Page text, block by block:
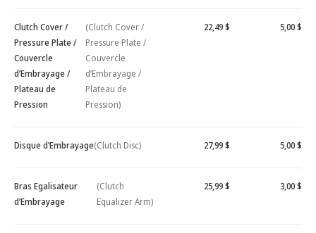
Clutch Cover /
Pressure Plate /
Couvercle
d’Embrayage /
Plateau de
Pression
(Clutch Cover /
Pressure Plate /
Couvercle
d’Embrayage /
Plateau de
Pression)
22,49 $ 5,00 $
Disque d’Embrayage(Clutch Disc) 27,99 $ 5,00 $
Bras Egalisateur
d’Embrayage
(Clutch
Equalizer Arm)
25,99 $ 3,00 $